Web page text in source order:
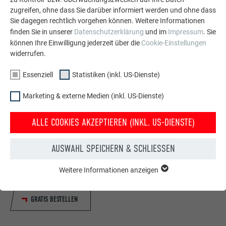
Kostenlos PREFA Prospekte bestellen
Hochwasserschutz – mit PREFA Produkten aus Aluminium
GRATIS BESTELLEN
zugreifen, ohne dass Sie darüber informiert werden und ohne dass
Sie dagegen rechtlich vorgehen können. Weitere Informationen
finden Sie in unserer Datenschutzerklärung und im Impressum. Sie
können Ihre Einwilligung jederzeit über die Cookie-Einstellungen
widerrufen.
Essenziell Statistiken (inkl. US-Dienste)
Marketing & externe Medien (inkl. US-Dienste)
ALLE COOKIES AKZEPTIEREN (INKL. US-DIENSTE)
AUSWAHL SPEICHERN & SCHLIESSEN
Funktionen der Website benötigt. Dadurch ist gewährleistet,
Weitere Informationen anzeigen